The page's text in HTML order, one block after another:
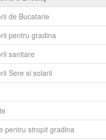
de Bucatarie
pentru gradina
sanitare
Sere si solarii
pentru stropit gradina